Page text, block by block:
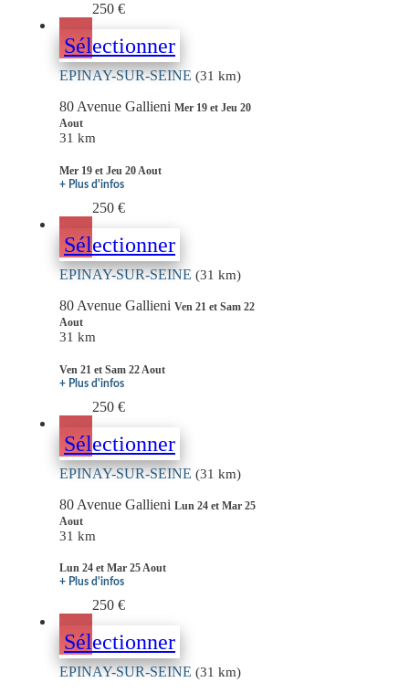
250 €
Sélectionner
EPINAY-SUR-SEINE (31 km)
80 Avenue Gallieni Mer 19 et Jeu 20
Aout
31 km
Mer 19 et Jeu 20 Aout
+ Plus d'infos
250 €
Sélectionner
EPINAY-SUR-SEINE (31 km)
80 Avenue Gallieni Ven 21 et Sam 22
Aout
31 km
Ven 21 et Sam 22 Aout
+ Plus d'infos
250 €
Sélectionner
EPINAY-SUR-SEINE (31 km)
80 Avenue Gallieni Lun 24 et Mar 25
Aout
31 km
Lun 24 et Mar 25 Aout
+ Plus d'infos
250 €
Sélectionner
EPINAY-SUR-SEINE (31 km)